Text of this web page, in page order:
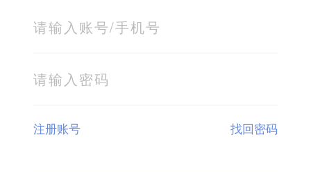
注册账号 找回密码